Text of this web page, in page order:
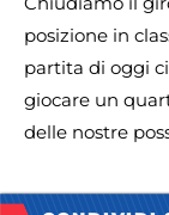
posizione in
partita di oggi
giocare un
delle nostre